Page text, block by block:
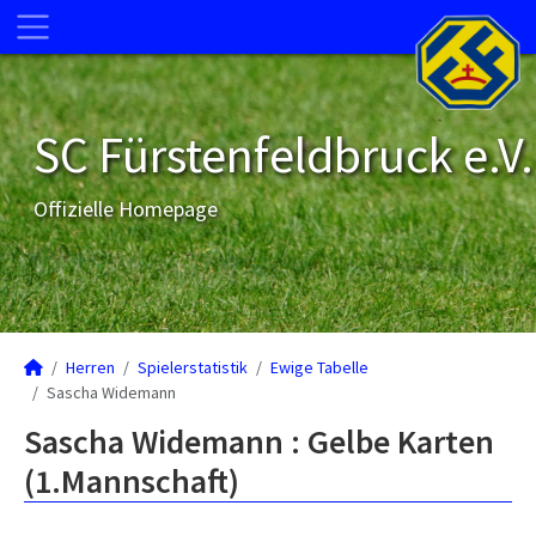
SC Fürstenfeldbruck e.V.
Offizielle Homepage
Herren Spielerstatistik
Ewige Tabelle
Sascha Widemann
Sascha Widemann : Gelbe Karten
(1.Mannschaft)